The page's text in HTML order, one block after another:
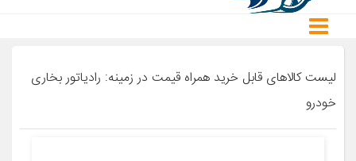
لیست کالاهای قابل خرید همراه قیمت در زمینه: رادیاتور بخاری
خودرو